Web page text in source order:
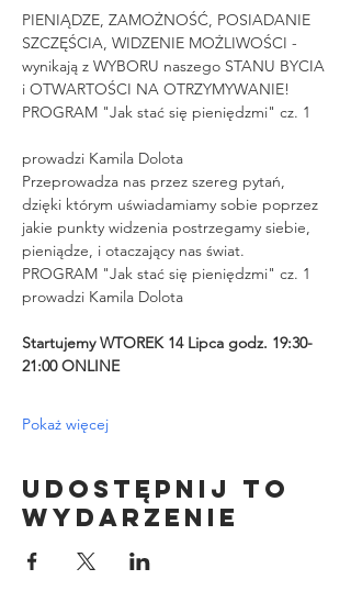
PIENIĄDZE, ZAMOŻNOŚĆ, POSIADANIE
SZCZĘŚCIA, WIDZENIE MOŻLIWOŚCI -
wynikają z WYBORU naszego STANU BYCIA
i OTWARTOŚCI NA OTRZYMYWANIE!
PROGRAM "Jak stać się pieniędzmi" cz. 1
prowadzi Kamila Dolota
Przeprowadza nas przez szereg pytań,
dzięki którym uświadamiamy sobie poprzez
jakie punkty widzenia postrzegamy siebie,
pieniądze, i otaczający nas świat.
PROGRAM "Jak stać się pieniędzmi" cz. 1
prowadzi Kamila Dolota
Startujemy WTOREK 14 Lipca godz. 19:30-
21:00 ONLINE
Pokaż więcej
Udostępnij to
wydarzenie